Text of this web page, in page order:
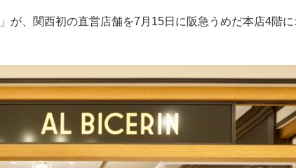
、関西初の直営店舗を7月15日に阪急うめだ本店4階に